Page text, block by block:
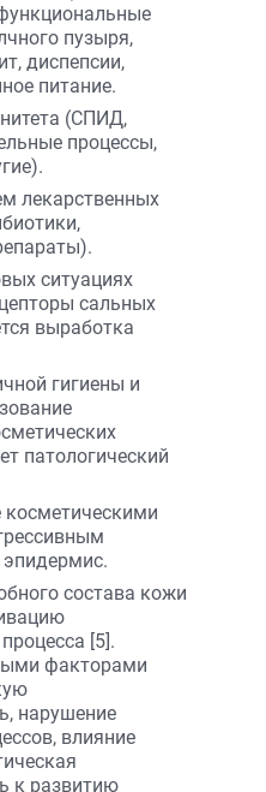
пузыря,
диспепсии,
питание.
(СПИД,
процессы,
лекарственных
ситуациях
сальных
выработка
гигиены и
патологический
косметическими
состава кожи
[5].
факторами
нарушение
влияние
к развитию